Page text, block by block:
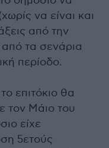
να είναι και
από την
τα σενάρια
περίοδο.
επιτόκιο θα
τον Μάιο του
είχε
5ετούς